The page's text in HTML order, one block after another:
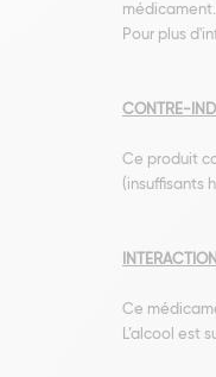
Pour plus
CONTRE-
Ce produit
(insuffisants
Ce
L’alcool est